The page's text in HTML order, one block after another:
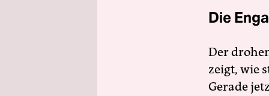
Die
Der
zeigt, wie
Gerade